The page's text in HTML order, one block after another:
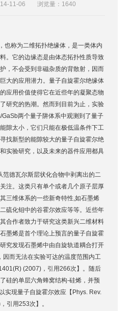
11-06
浏览量： 1640
称为二维拓扑绝缘体，是一类体内
。它的边缘态是由体态拓扑性质导致
，不会受到非磁杂质的背散射，因而
大的应用潜力。量子自旋霍尔绝缘体
应用价值使得它在近些年的凝聚态物
研究的热潮。然而到目前为止，实验
两个量子阱体系中观测到了量子
隙太小，它们只能在极低温条件下工
找新型的能隙较大的量子自旋霍尔绝
实验研究，以及未来的器件应用都具
德瓦尔斯层状化合物中剥离出的二
注。这类只有单个或者几个原子层厚
三维体系的一些新奇特性,如石墨烯
硫化钼中的谷霍尔效应等等。近些年
合作者致力于研究这类新兴二维材料
墨烯是首个理论上预言的量子自旋霍
究发现石墨烯中由自旋轨道耦合打开
因而无法在实验可达的温度范围内工
(2007)，引用266次】。随后
硅的单层六角蜂窝结构-硅烯，并预
实现量子自旋霍尔效应【Phys. Rev.
引用253次】。